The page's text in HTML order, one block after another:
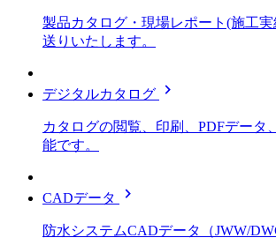
製品カタログ・現場レポート(施工
送りいたします。
デジタルカタログ chevron_right
カタログの閲覧、印刷、PDFデータ
能です。
CADデータ chevron_right
防水システムCADデータ（JWW/